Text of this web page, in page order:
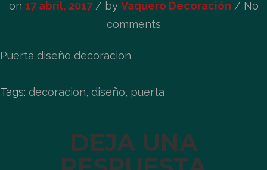
on 17 abril, 2017/ by Vaquero Decoración / No
comments
Puerta diseño decoracion
Tags: decoracion, diseño, puerta
DEJA UNA